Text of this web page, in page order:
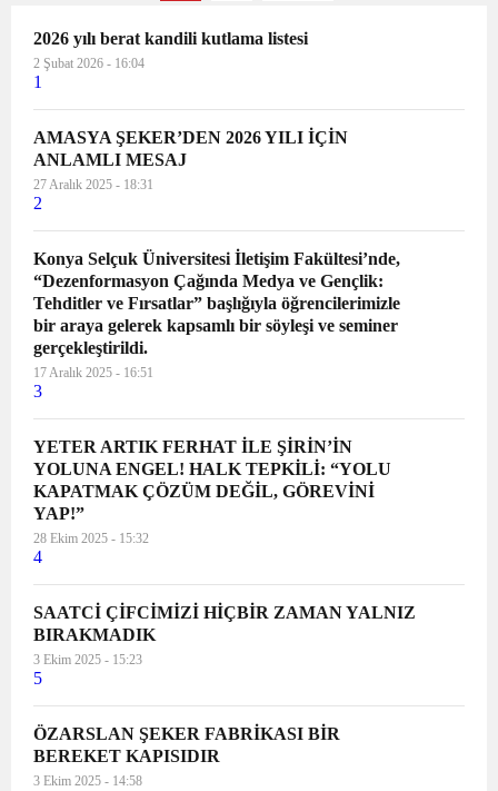
2026 yılı berat kandili kutlama listesi
2 Şubat 2026 - 16:04
1
AMASYA ŞEKER’DEN 2026 YILI İÇİN
ANLAMLI MESAJ
27 Aralık 2025 - 18:31
2
Konya Selçuk Üniversitesi İletişim Fakültesi’nde,
“Dezenformasyon Çağında Medya ve Gençlik:
Tehditler ve Fırsatlar” başlığıyla öğrencilerimizle
bir araya gelerek kapsamlı bir söyleşi ve seminer
gerçekleştirildi.
17 Aralık 2025 - 16:51
3
YETER ARTIK FERHAT İLE ŞİRİN’İN
YOLUNA ENGEL! HALK TEPKİLİ: “YOLU
KAPATMAK ÇÖZÜM DEĞİL, GÖREVİNİ
YAP!”
28 Ekim 2025 - 15:32
4
SAATCİ ÇİFCİMİZİ HİÇBİR ZAMAN YALNIZ
BIRAKMADIK
3 Ekim 2025 - 15:23
5
ÖZARSLAN ŞEKER FABRİKASI BİR
BEREKET KAPISIDIR
3 Ekim 2025 - 14:58